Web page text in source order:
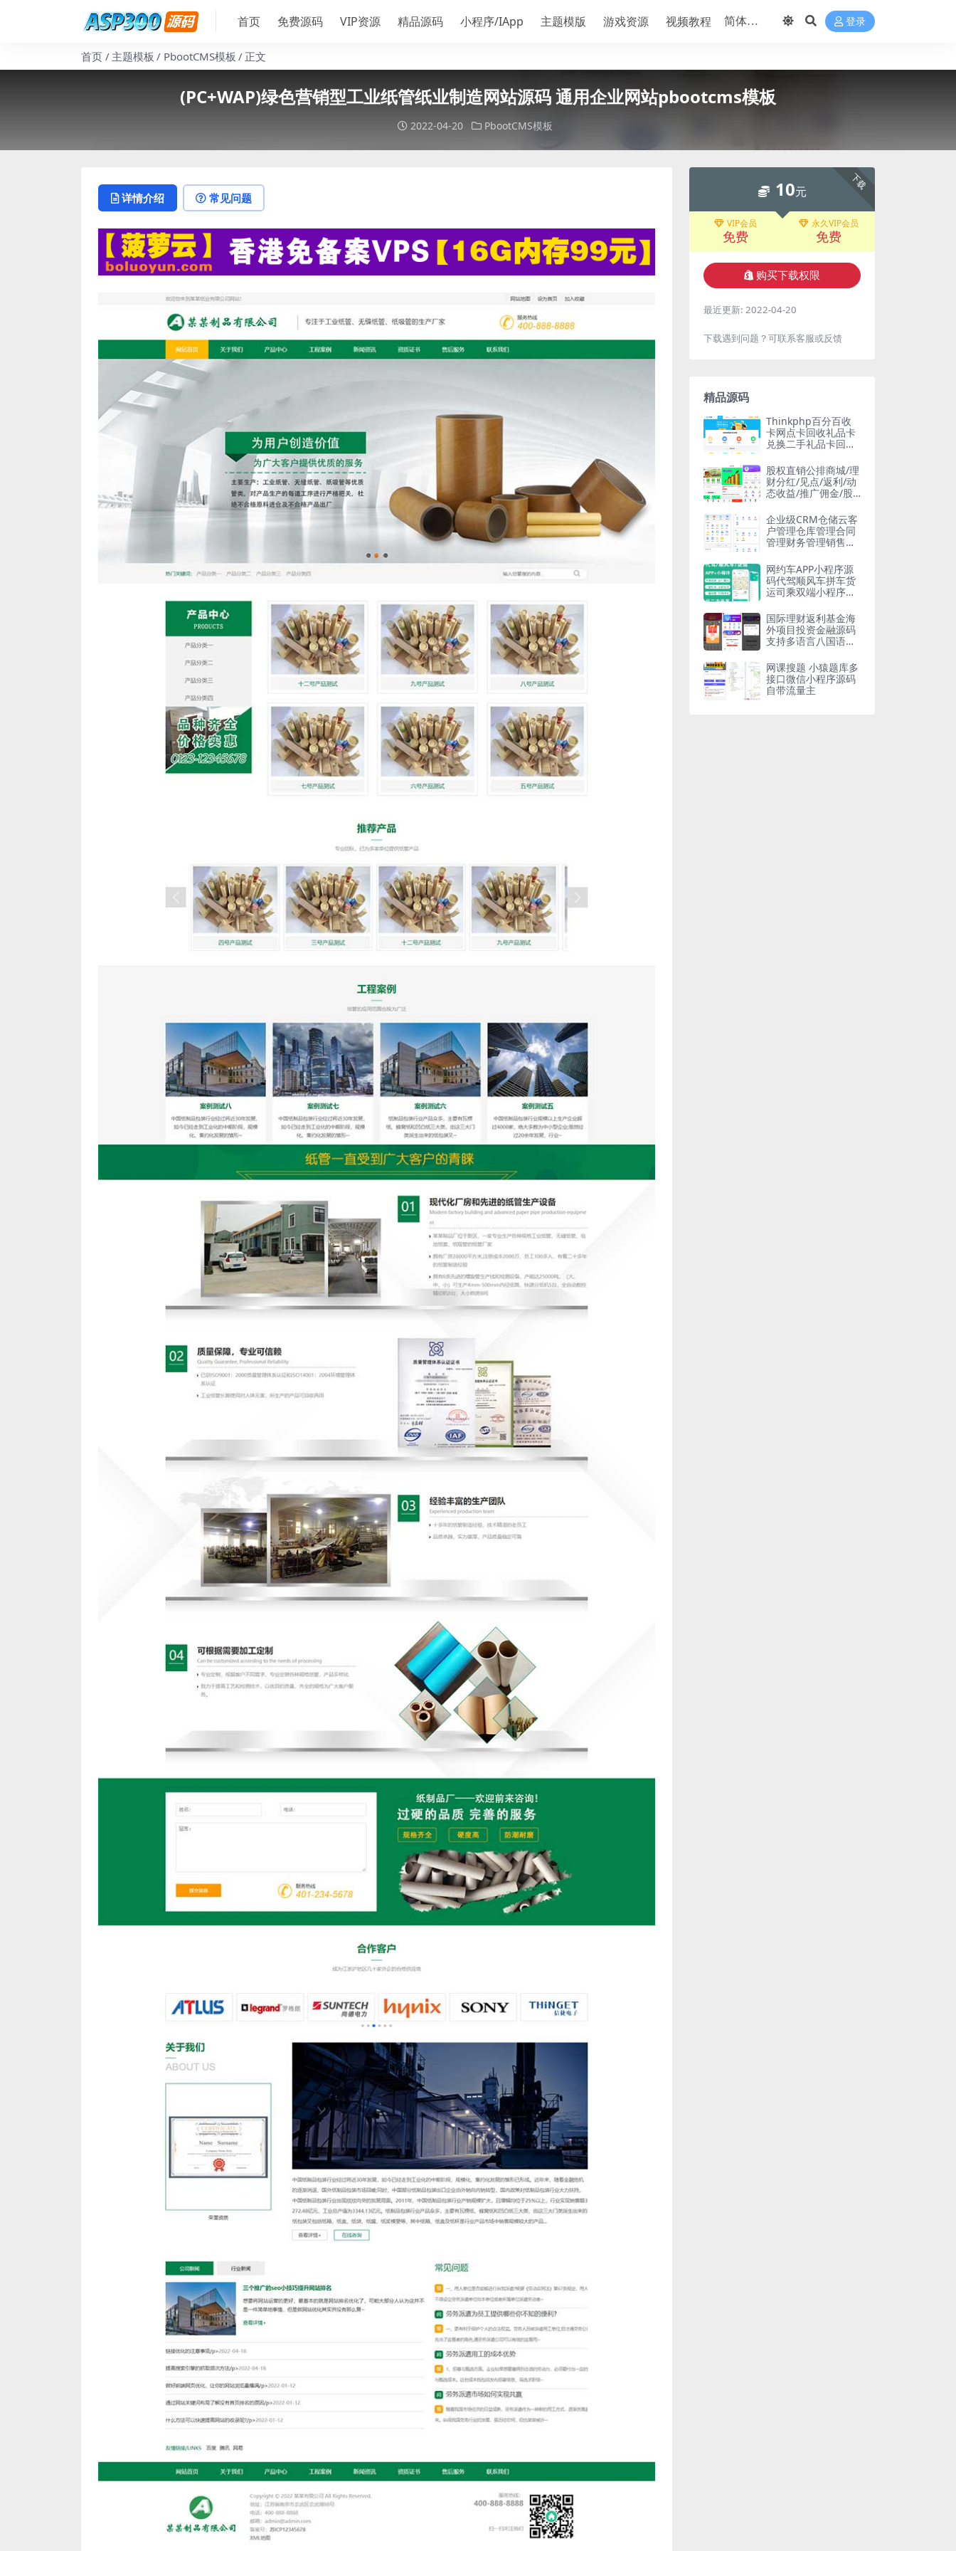
首页 免费源码 VIP资源 精品源码 小程序/IApp 主题模版 游戏资源 视频教程 登录
首页 主题模板 PbootCMS模板 正文
(PC+WAP)绿色营销型工业纸管纸业制造网站源码 通用企业网站pbootcms模板
2022-04-20 PbootCMS模板
详情介绍 常见问题
下载
10元
VIP会员
免费
永久VIP会员
免费
购买下载权限
最近更新: 2022-04-20
下载遇到问题？可联系客服或反馈
精品源码
Thinkphp百分百收
卡网点卡回收礼品卡
兑换二手礼品卡回收
股权直销公排商城/理
财分红/见点/返利/动
态收益/推广佣金/股
企业级CRM仓储云客
户管理仓库管理合同
管理财务管理销售跟
网约车APP小程序源
码代驾顺风车拼车货
运司乘双端小程序安
国际理财返利基金海
外项目投资金融源码
支持多语言八国语言
网课搜题 小猿题库多
接口微信小程序源码
自带流量主